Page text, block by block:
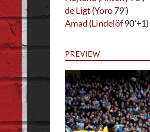
de Ligt (Yoro79')
Amad (Lindelöf90'+1)
PREVIEW